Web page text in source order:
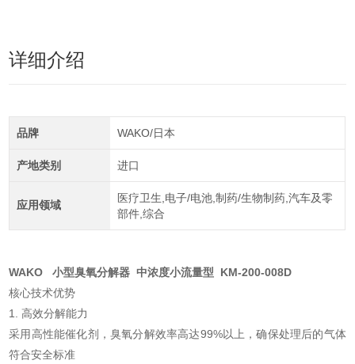
详细介绍
品牌 WAKO/日本
产地类别 进口
应用领域
医疗卫生,电子/电池,制药/生物制药,汽车及零
部件,综合
WAKO 小型臭氧分解器 中浓度小流量型 KM-200-008D
核心技术优势
1. 高效分解能力
采用高性能催化剂，臭氧分解效率高达99%以上，确保处理后的气体
符合安全标准